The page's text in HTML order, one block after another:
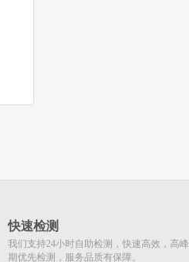
快速检测
我们支持24小时自助检测，快速高效，高峰
期优先检测，服务品质有保障。